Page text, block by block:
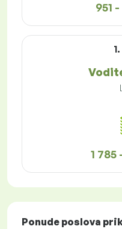
951
1 785
Ponude poslova